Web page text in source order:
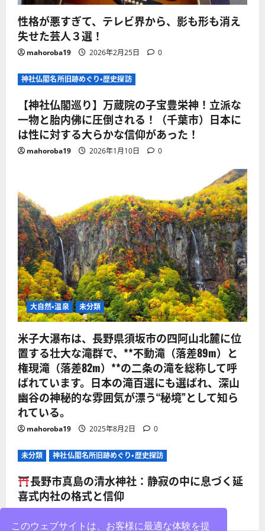
性格が悪すぎて、テレビ界から、影も形も消え
失せた芸人３選！
mahoroba19 2026年2月25日 0
神社仏閣名所旧跡めぐり・歴史探訪
【神社仏閣巡り】万蔵院の子宝豊栄神！立派な
一物と胎内佛に圧倒される！（千葉市）日本に
は性に対する大らかな信仰があった！
mahoroba19 2026年1月10日 0
大自然・温泉 未分類
米子大瀑布は、長野県須坂市の四阿山北麓に位
置する壮大な滝群で、**不動滝（落差89m）と
権現滝（落差82m）**の二条の滝を総称して呼
ばれています。日本の滝百選にも選ばれ、深山
幽谷の神秘的な雰囲気が漂う“秘境”として知ら
れている。
mahoroba19 2025年8月2日 0
未分類 神社仏閣名所旧跡めぐり・歴史探訪
長野市真島の清水神社：静寂の中に息づく延
喜式内社の格式と信仰
このウェブサイトは、お客様に最適な体験を提